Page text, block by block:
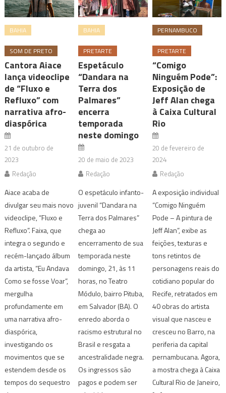
BAHIA
SOM DE PRETO
Cantora Aiace
lança videoclipe
de “Fluxo e
Refluxo” com
narrativa afro-
diaspórica
21 de outubro de
2023
Redação
Aiace acaba de
divulgar seu mais novo
videoclipe, “Fluxo e
Refluxo”. Faixa, que
integra o segundo e
recém-lançado álbum
da artista, “Eu Andava
Como se fosse Voar”,
mergulha
profundamente em
uma narrativa afro-
diaspórica,
investigando os
movimentos que se
estendem desde os
tempos do sequestro
BAHIA
PRETARTE
Espetáculo
“Dandara na
Terra dos
Palmares”
encerra
temporada
neste domingo
20 de maio de 2023
Redação
O espetáculo infanto-
juvenil “Dandara na
Terra dos Palmares”
chega ao
encerramento de sua
temporada neste
domingo, 21, às 11
horas, no Teatro
Módulo, bairro Pituba,
em Salvador (BA). O
enredo aborda o
racismo estrutural no
Brasil e resgata a
ancestralidade negra.
Os ingressos são
pagos e podem ser
PERNAMBUCO
PRETARTE
“Comigo
Ninguém Pode”:
Exposição de
Jeff Alan chega
à Caixa Cultural
Rio
20 de fevereiro de
2024
Redação
A exposição individual
“Comigo Ninguém
Pode – A pintura de
Jeff Alan”, exibe as
feições, texturas e
tons retintos de
personagens reais do
cotidiano popular do
Recife, retratados em
40 obras do artista
visual que nasceu e
cresceu no Barro, na
periferia da capital
pernambucana. Agora,
a mostra chega à Caixa
Cultural Rio de Janeiro,